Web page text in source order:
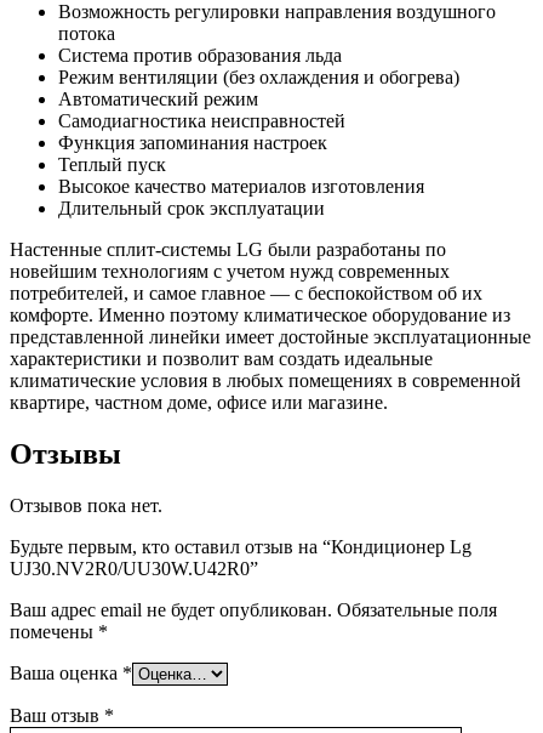
Возможность регулировки направления воздушного
потока
Система против образования льда
Режим вентиляции (без охлаждения и обогрева)
Автоматический режим
Самодиагностика неисправностей
Функция запоминания настроек
Теплый пуск
Высокое качество материалов изготовления
Длительный срок эксплуатации
Настенные сплит-системы LG были разработаны по
новейшим технологиям с учетом нужд современных
потребителей, и самое главное — с беспокойством об их
комфорте. Именно поэтому климатическое оборудование из
представленной линейки имеет достойные эксплуатационные
характеристики и позволит вам создать идеальные
климатические условия в любых помещениях в современной
квартире, частном доме, офисе или магазине.
Отзывы
Отзывов пока нет.
Будьте первым, кто оставил отзыв на “Кондиционер Lg
UJ30.NV2R0/UU30W.U42R0”
Ваш адрес email не будет опубликован. Обязательные поля
помечены *
Ваша оценка *
Ваш отзыв *